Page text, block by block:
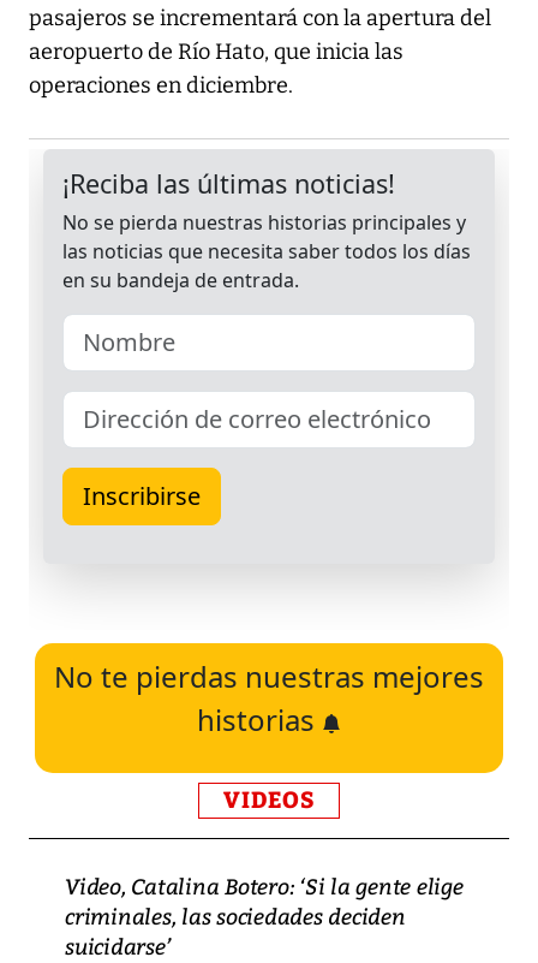
pasajeros se incrementará con la apertura del
aeropuerto de Río Hato, que inicia las
operaciones en diciembre.
No te pierdas nuestras mejores
historias
VIDEOS
Video, Catalina Botero: ‘Si la gente elige
criminales, las sociedades deciden
suicidarse’